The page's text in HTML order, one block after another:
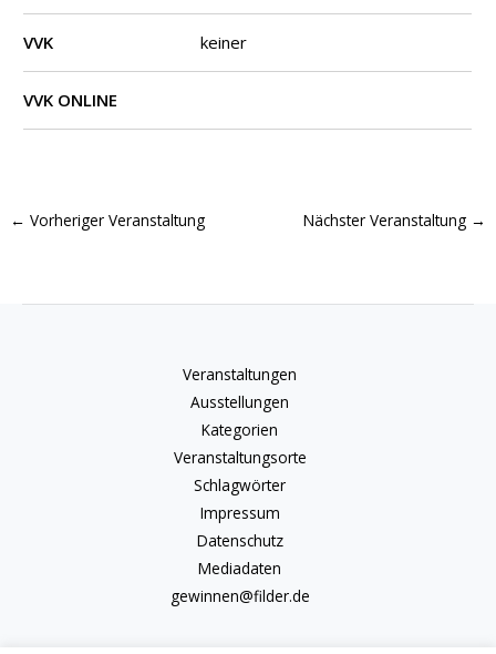
VVK keiner
VVK ONLINE
← Vorheriger Veranstaltung Nächster Veranstaltung →
Veranstaltungen
Ausstellungen
Kategorien
Veranstaltungsorte
Schlagwörter
Impressum
Datenschutz
Mediadaten
gewinnen@filder.de